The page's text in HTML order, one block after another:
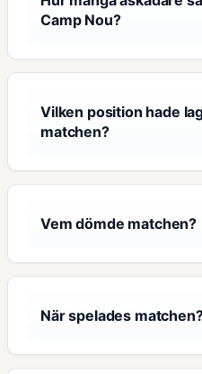
Camp Nou?
Vilken position hade
matchen?
Vem dömde matchen?
När spelades